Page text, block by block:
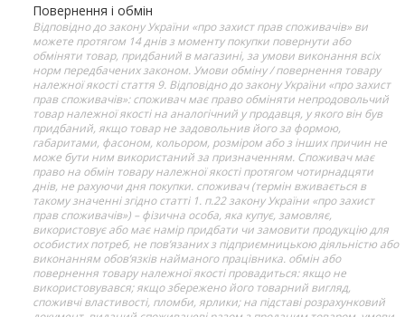
Повернення і обмін
Відповідно до закону України «про захист прав споживачів» ви
можете протягом 14 днів з моменту покупки повернути або
обміняти товар, придбаний в магазині, за умови виконання всіх
норм передбачених законом. Умови обміну / повернення товару
належної якості стаття 9. Відповідно до закону України «про захист
прав споживачів»: споживач має право обміняти непродовольчий
товар належної якості на аналогічний у продавця, у якого він був
придбаний, якщо товар не задовольнив його за формою,
габаритами, фасоном, кольором, розміром або з інших причин не
може бути ним використаний за призначенням. Споживач має
право на обмін товару належної якості протягом чотирнадцяти
днів, не рахуючи дня покупки. споживач (термін вживається в
такому значенні згідно статті 1. п.22 закону України «про захист
прав споживачів») – фізична особа, яка купує, замовляє,
використовує або має намір придбати чи замовити продукцію для
особистих потреб, не пов’язаних з підприємницькою діяльністю або
виконанням обов’язків найманого працівника. обмін або
повернення товару належної якості провадиться: якщо не
використовувався; якщо збережено його товарний вигляд,
споживчі властивості, пломби, ярлики; на підставі розрахунковий